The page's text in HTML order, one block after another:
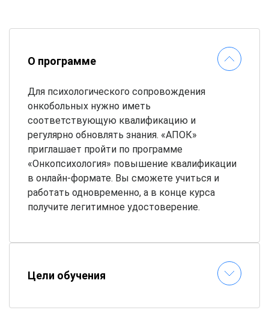
О программе
Для психологического сопровождения
онкобольных нужно иметь
соответствующую квалификацию и
регулярно обновлять знания. «АПОК»
приглашает пройти по программе
«Онкопсихология» повышение квалификации
в онлайн-формате. Вы сможете учиться и
работать одновременно, а в конце курса
получите легитимное удостоверение.
Цели обучения